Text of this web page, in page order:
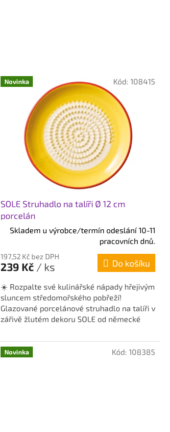
Novinka
SOLE Struhadlo na talíři Ø 12 cm
porcelán
Skladem u výrobce/termín odeslání 10-11
pracovních dnů.
197,52 Kč bez DPH
239 Kč / ks Do košíku
☀️ Rozpalte své kulinářské nápady hřejivým
sluncem středomořského pobřeží!
Glazované porcelánové struhadlo na talíři v
zářivě žlutém dekoru SOLE od německé
Kód: 108415
Novinka Kód: 108385